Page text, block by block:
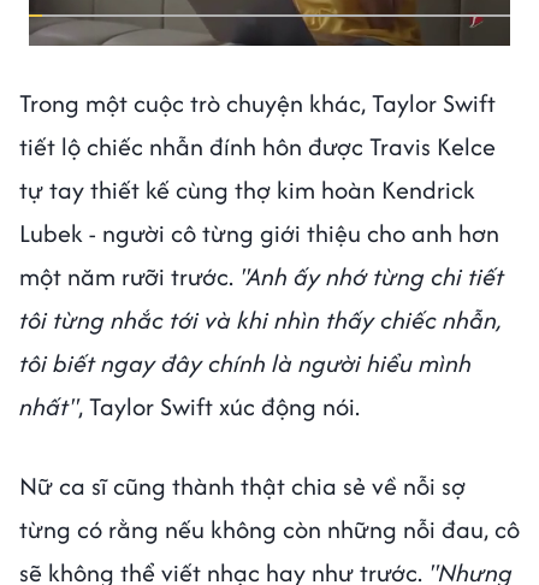
Trong một cuộc trò chuyện khác, Taylor Swift
tiết lộ chiếc nhẫn đính hôn được Travis Kelce
tự tay thiết kế cùng thợ kim hoàn Kendrick
Lubek - người cô từng giới thiệu cho anh hơn
một năm rưỡi trước. "Anh ấy nhớ từng chi tiết
tôi từng nhắc tới và khi nhìn thấy chiếc nhẫn,
tôi biết ngay đây chính là người hiểu mình
nhất", Taylor Swift xúc động nói.
Nữ ca sĩ cũng thành thật chia sẻ về nỗi sợ
từng có rằng nếu không còn những nỗi đau, cô
sẽ không thể viết nhạc hay như trước. "Nhưng